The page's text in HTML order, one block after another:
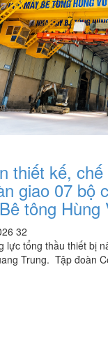
thiết kế,
giao 07 bộ
tông
32
lực tổng thầu thiết bị
Trung. Tập đoàn